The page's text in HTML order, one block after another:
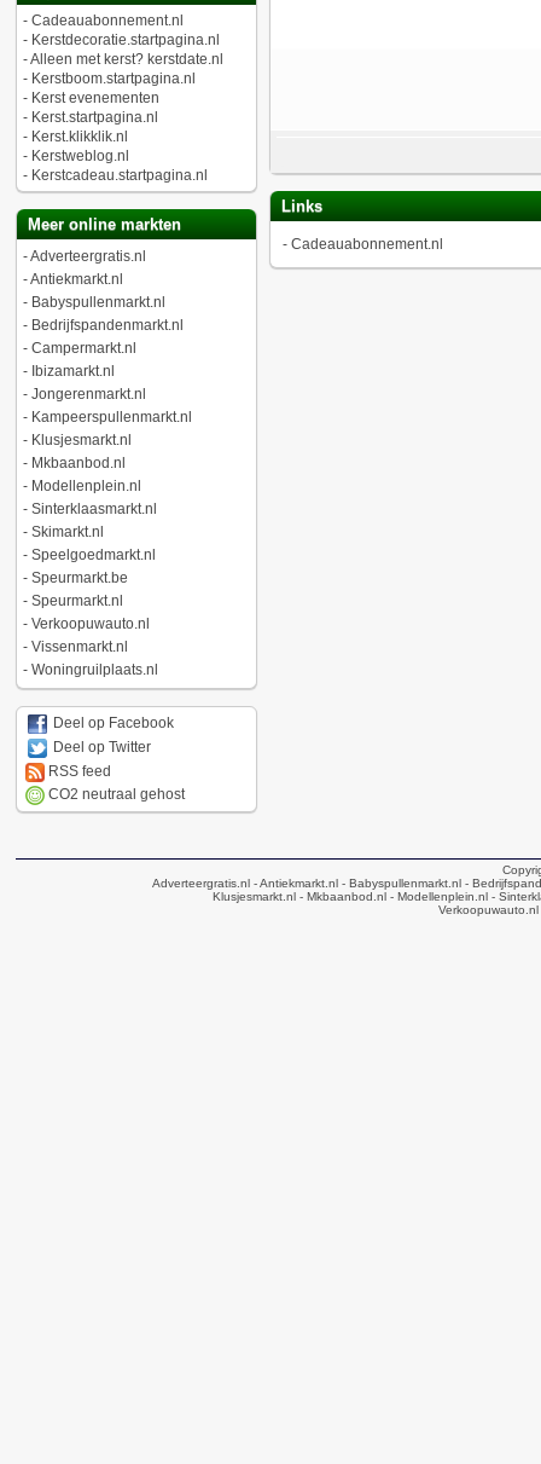
- Cadeauabonnement.nl
- Kerstdecoratie.startpagina.nl
-Alleen met kerst? kerstdate.nl
- Kerstboom.startpagina.nl
- Kerst evenementen
- Kerst.startpagina.nl
- Kerst.klikklik.nl
- Kerstweblog.nl
- Kerstcadeau.startpagina.nl
Meer online markten
-Adverteergratis.nl
-Antiekmarkt.nl
- Babyspullenmarkt.nl
- Bedrijfspandenmarkt.nl
- Campermarkt.nl
- Ibizamarkt.nl
- Jongerenmarkt.nl
- Kampeerspullenmarkt.nl
- Klusjesmarkt.nl
- Mkbaanbod.nl
- Modellenplein.nl
- Sinterklaasmarkt.nl
- Skimarkt.nl
- Speelgoedmarkt.nl
- Speurmarkt.be
- Speurmarkt.nl
- Verkoopuwauto.nl
- Vissenmarkt.nl
- Woningruilplaats.nl
Deel op Facebook
Deel op Twitter
RSS feed
CO2 neutraal gehost
Links
- Cadeauabonnement.nl
Adverteergratis.nl - Antiekmarkt.nl - Babyspullenmarkt.nl -
Klusjesmarkt.nl- Mkbaanbod.nl- Modellenplein.nl-
Verkoopuwauto.nl